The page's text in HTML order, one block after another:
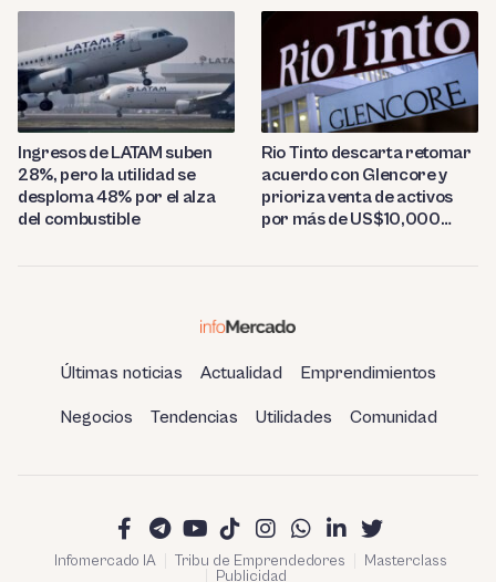
Ingresos de LATAM suben
28%, pero la utilidad se
desploma 48% por el alza
del combustible
Rio Tinto descarta retomar
acuerdo con Glencore y
prioriza venta de activos
por más de US$10,000
Últimas noticias Actualidad Emprendimientos
Negocios Tendencias Utilidades Comunidad
Infomercado IA Tribu de Emprendedores
Masterclass
Publicidad